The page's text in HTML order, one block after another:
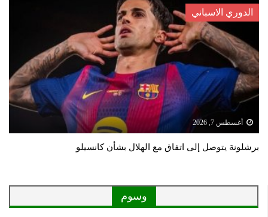
الدوري الاسباني
أغسطس 7, 2026
برشلونة يتوصل إلى اتفاق مع الهلال بشأن كانسيلو
وسوم